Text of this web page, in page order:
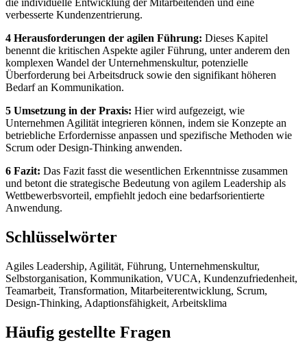
die individuelle Entwicklung der Mitarbeitenden und eine
verbesserte Kundenzentrierung.
4 Herausforderungen der agilen Führung: Dieses Kapitel
benennt die kritischen Aspekte agiler Führung, unter anderem den
komplexen Wandel der Unternehmenskultur, potenzielle
Überforderung bei Arbeitsdruck sowie den signifikant höheren
Bedarf an Kommunikation.
5 Umsetzung in der Praxis: Hier wird aufgezeigt, wie
Unternehmen Agilität integrieren können, indem sie Konzepte an
betriebliche Erfordernisse anpassen und spezifische Methoden wie
Scrum oder Design-Thinking anwenden.
6 Fazit: Das Fazit fasst die wesentlichen Erkenntnisse zusammen
und betont die strategische Bedeutung von agilem Leadership als
Wettbewerbsvorteil, empfiehlt jedoch eine bedarfsorientierte
Anwendung.
Schlüsselwörter
Agiles Leadership, Agilität, Führung, Unternehmenskultur,
Selbstorganisation, Kommunikation, VUCA, Kundenzufriedenheit,
Teamarbeit, Transformation, Mitarbeiterentwicklung, Scrum,
Design-Thinking, Adaptionsfähigkeit, Arbeitsklima
Häufig gestellte Fragen